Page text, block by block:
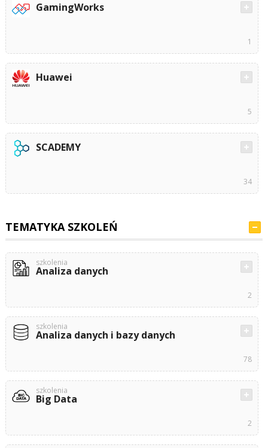
GamingWorks
1
Huawei
5
SCADEMY
34
TEMATYKA SZKOLEŃ
szkolenia
Analiza danych
2
szkolenia
Analiza danych i bazy danych
78
szkolenia
Big Data
2